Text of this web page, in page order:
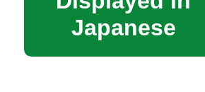
Japanese